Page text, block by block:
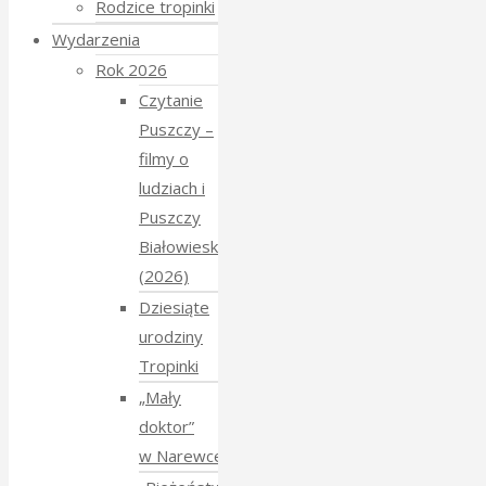
Rodzice tropinki
Wydarzenia
Rok 2026
Czytanie
Puszczy –
filmy o
ludziach i
Puszczy
Białowieskiej
(2026)
Dziesiąte
urodziny
Tropinki
„Mały
doktor”
w Narewce